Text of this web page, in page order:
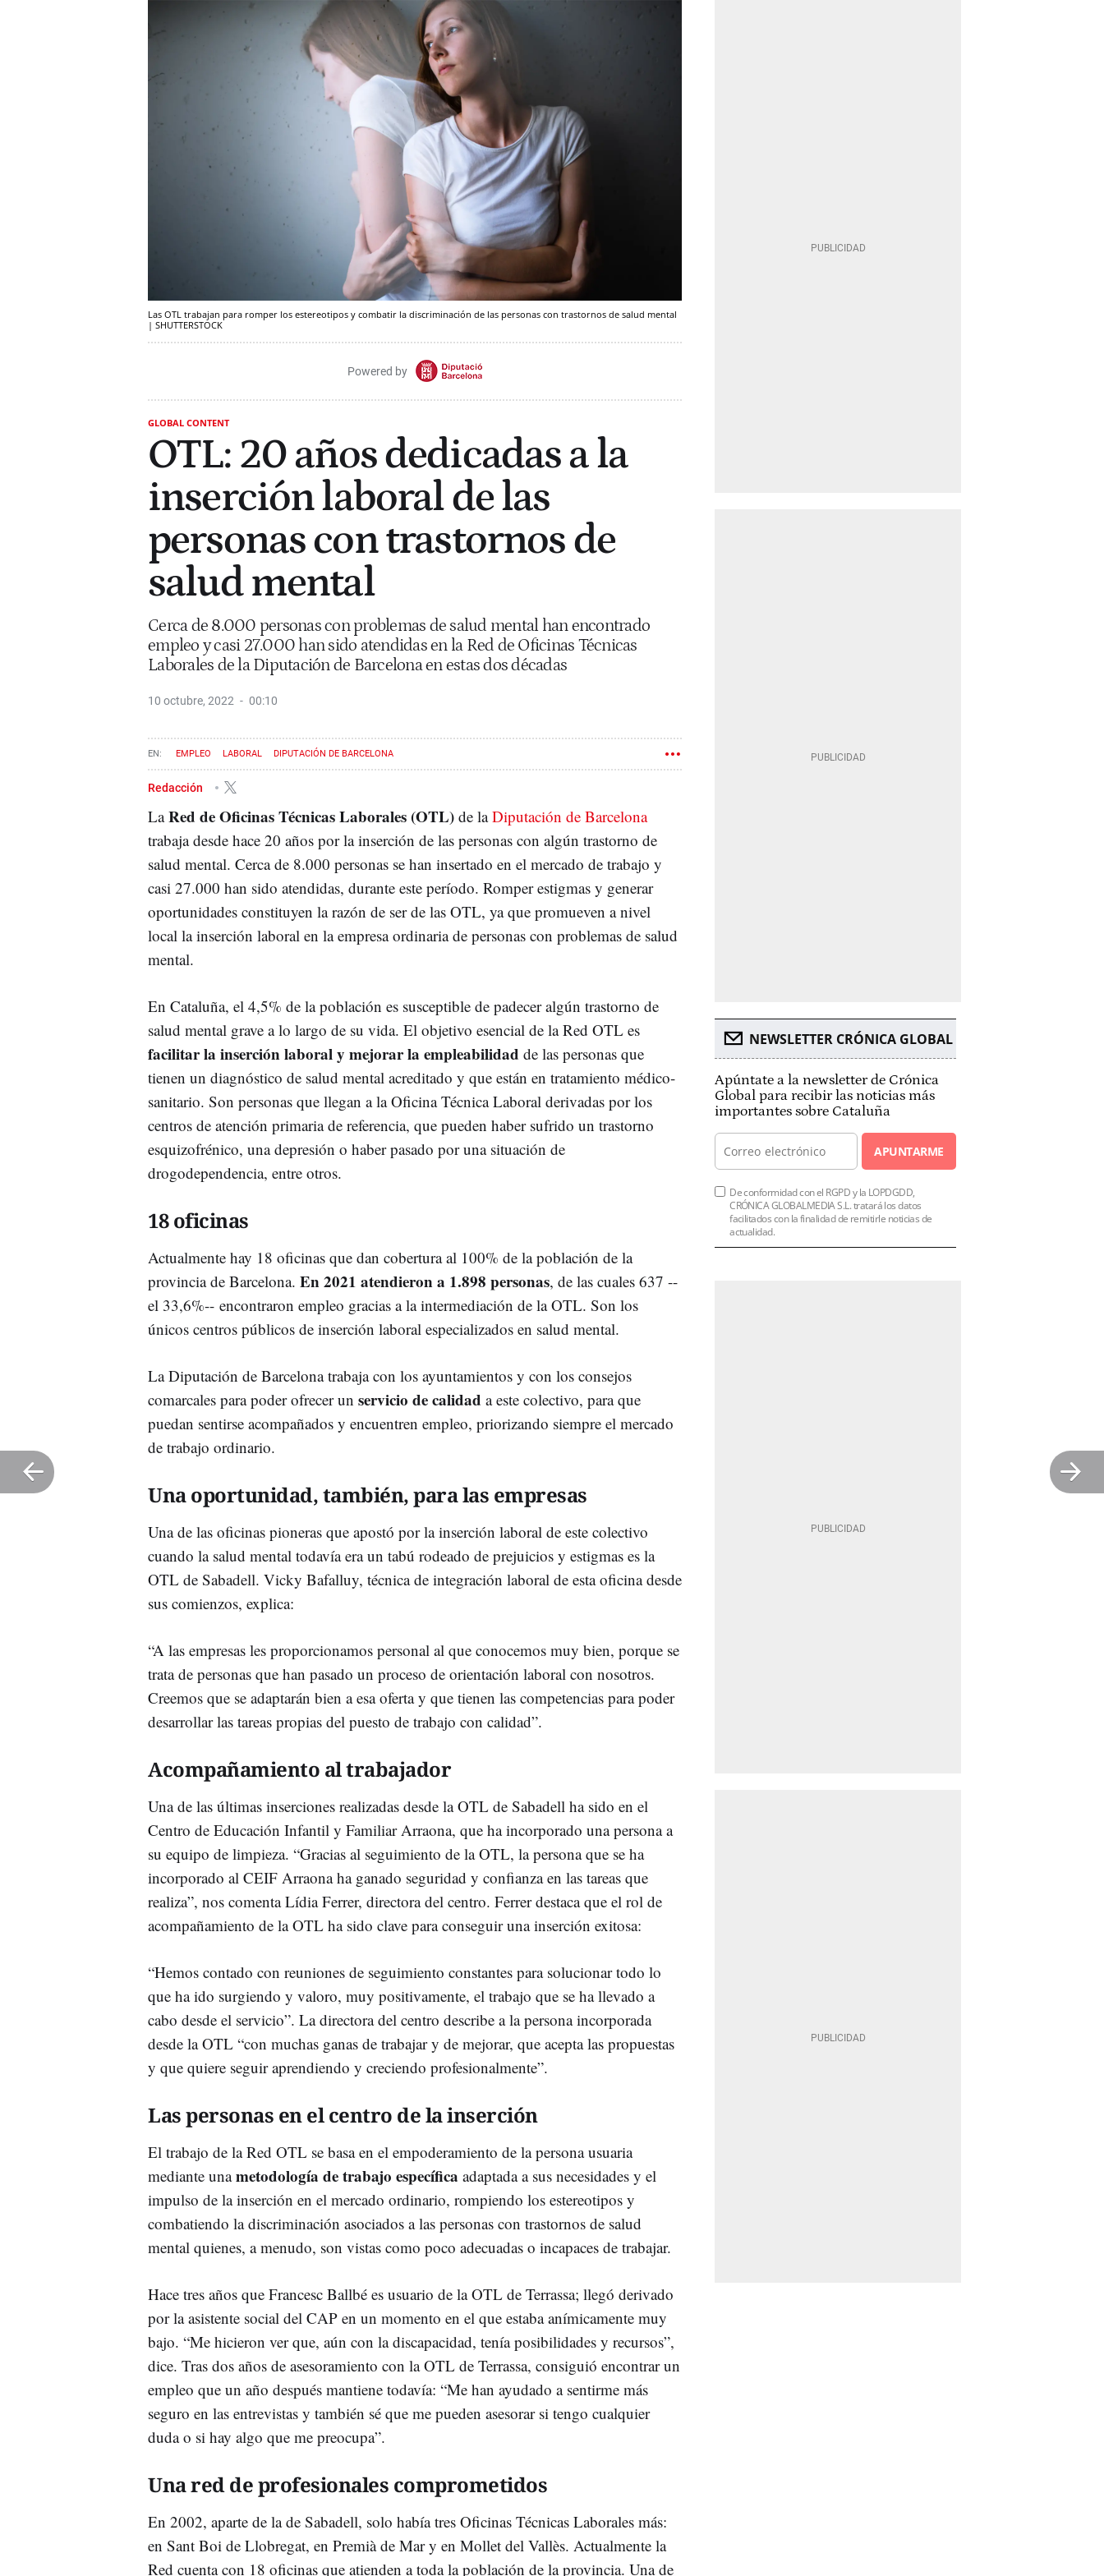
Las OTL trabajan para romper los estereotipos y combatir la discriminación de las personas con trastornos de salud mental
| SHUTTERSTOCK
Powered by
GLOBAL CONTENT
OTL: 20 años dedicadas a la
inserción laboral de las
personas con trastornos de
salud mental
Cerca de 8.000 personas con problemas de salud mental han encontrado
empleo y casi 27.000 han sido atendidas en la Red de Oficinas Técnicas
Laborales de la Diputación de Barcelona en estas dos décadas
10 octubre, 2022 00:10
EMPLEO LABORAL DIPUTACIÓN DE BARCELONA
Redacción
LaRed de Oficinas Técnicas Laborales (OTL) de laDiputación de Barcelona
trabaja desde hace 20 años por la inserción de las personas con algún trastorno de
salud mental. Cerca de 8.000 personas se han insertado en el mercado de trabajo y
casi 27.000 han sido atendidas, durante este período. Romper estigmas y generar
oportunidades constituyen la razón de ser de las OTL, ya que promueven a nivel
local la inserción laboral en la empresa ordinaria de personas con problemas de salud
mental.
En Cataluña, el 4,5% de la población es susceptible de padecer algún trastorno de
salud mental grave a lo largo de su vida. El objetivo esencial de la Red OTL es
facilitar la inserción laboral y mejorar la empleabilidad de las personas que
tienen un diagnóstico de salud mental acreditado y que están en tratamiento médico-
sanitario. Son personas que llegan a la Oficina Técnica Laboral derivadas por los
centros de atención primaria de referencia, que pueden haber sufrido un trastorno
esquizofrénico, una depresión o haber pasado por una situación de
drogodependencia, entre otros.
18 oficinas
Actualmente hay 18 oficinas que dan cobertura al 100% de la población de la
provincia de Barcelona. En 2021 atendieron a 1.898 personas, de las cuales 637 --
el 33,6%-- encontraron empleo gracias a la intermediación de la OTL. Son los
únicos centros públicos de inserción laboral especializados en salud mental.
La Diputación de Barcelona trabaja con los ayuntamientos y con los consejos
comarcales para poder ofrecer un servicio de calidad a este colectivo, para que
puedan sentirse acompañados y encuentren empleo, priorizando siempre el mercado
de trabajo ordinario.
Una oportunidad, también, para las empresas
Una de las oficinas pioneras que apostó por la inserción laboral de este colectivo
cuando la salud mental todavía era un tabú rodeado de prejuicios y estigmas es la
OTL de Sabadell. Vicky Bafalluy, técnica de integración laboral de esta oficina desde
sus comienzos, explica:
“A las empresas les proporcionamos personal al que conocemos muy bien, porque se
trata de personas que han pasado un proceso de orientación laboral con nosotros.
Creemos que se adaptarán bien a esa oferta y que tienen las competencias para poder
desarrollar las tareas propias del puesto de trabajo con calidad”.
Acompañamiento al trabajador
Una de las últimas inserciones realizadas desde la OTL de Sabadell ha sido en el
Centro de Educación Infantil y Familiar Arraona, que ha incorporado una persona a
su equipo de limpieza. “Gracias al seguimiento de la OTL, la persona que se ha
incorporado al CEIF Arraona ha ganado seguridad y confianza en las tareas que
realiza”, nos comenta Lídia Ferrer, directora del centro. Ferrer destaca que el rol de
acompañamiento de la OTL ha sido clave para conseguir una inserción exitosa:
“Hemos contado con reuniones de seguimiento constantes para solucionar todo lo
que ha ido surgiendo y valoro, muy positivamente, el trabajo que se ha llevado a
cabo desde el servicio”. La directora del centro describe a la persona incorporada
desde la OTL “con muchas ganas de trabajar y de mejorar, que acepta las propuestas
y que quiere seguir aprendiendo y creciendo profesionalmente”.
Las personas en el centro de la inserción
El trabajo de la Red OTL se basa en el empoderamiento de la persona usuaria
mediante unametodología de trabajo específica adaptada a sus necesidades y el
impulso de la inserción en el mercado ordinario, rompiendo los estereotipos y
combatiendo la discriminación asociados a las personas con trastornos de salud
mental quienes, a menudo, son vistas como poco adecuadas o incapaces de trabajar.
Hace tres años que Francesc Ballbé es usuario de la OTL de Terrassa; llegó derivado
por la asistente social del CAP en un momento en el que estaba anímicamente muy
bajo. “Me hicieron ver que, aún con la discapacidad, tenía posibilidades y recursos”,
dice. Tras dos años de asesoramiento con la OTL de Terrassa, consiguió encontrar un
empleo que un año después mantiene todavía: “Me han ayudado a sentirme más
seguro en las entrevistas y también sé que me pueden asesorar si tengo cualquier
duda o si hay algo que me preocupa”.
Una red de profesionales comprometidos
En 2002, aparte de la de Sabadell, solo había tres Oficinas Técnicas Laborales más:
en Sant Boi de Llobregat, en Premià de Mar y en Mollet del Vallès. Actualmente la
Red cuenta con 18 oficinas que atienden a toda la población de la provincia. Una de
NEWSLETTER CRÓNICA GLOBAL
Apúntate a la newsletter de Crónica
Global para recibir las noticias más
importantes sobre Cataluña
APUNTARME
De conformidad con el RGPD y la LOPDGDD,
CRÓNICA GLOBALMEDIA S.L. tratará los datos
facilitados con la finalidad de remitirle noticias de
actualidad.